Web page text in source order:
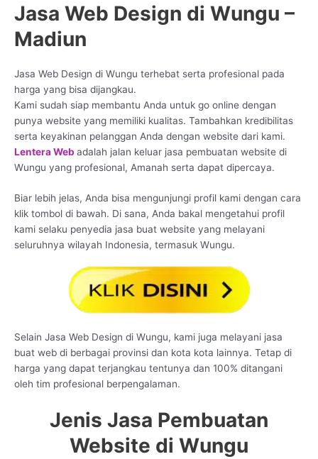
Jasa Web Design di Wungu –
Madiun
Jasa Web Design di Wungu terhebat serta profesional pada
harga yang bisa dijangkau.
Kami sudah siap membantu Anda untuk go online dengan
punya website yang memiliki kualitas. Tambahkan kredibilitas
serta keyakinan pelanggan Anda dengan website dari kami.
Lentera Web adalah jalan keluar jasa pembuatan website di
Wungu yang profesional, Amanah serta dapat dipercaya.
Biar lebih jelas, Anda bisa mengunjungi profil kami dengan cara
klik tombol di bawah. Di sana, Anda bakal mengetahui profil
kami selaku penyedia jasa buat website yang melayani
seluruhnya wilayah Indonesia, termasuk Wungu.
Selain Jasa Web Design di Wungu, kami juga melayani jasa
buat web di berbagai provinsi dan kota kota lainnya. Tetap di
harga yang dapat terjangkau tentunya dan 100% ditangani
oleh tim profesional berpengalaman.
Jenis Jasa Pembuatan
Website di Wungu